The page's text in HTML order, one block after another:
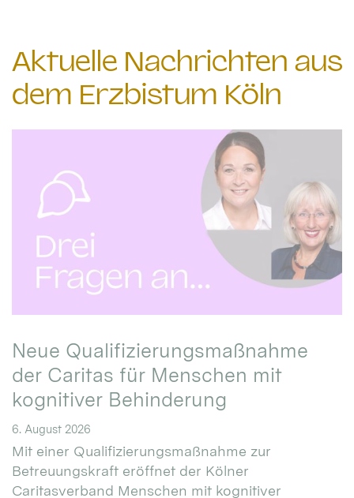
Aktuelle Nachrichten aus
dem Erzbistum Köln
Neue Qualifizierungsmaßnahme
der Caritas für Menschen mit
kognitiver Behinderung
6. August 2026
Mit einer Qualifizierungsmaßnahme zur
Betreuungskraft eröffnet der Kölner
Caritasverband Menschen mit kognitiver